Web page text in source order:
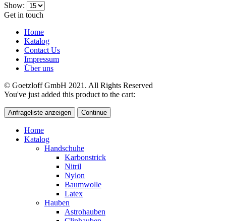
Show:
Get in touch
Home
Katalog
Contact Us
Impressum
Über uns
© Goetzloff GmbH 2021. All Rights Reserved
You've just added this product to the cart:
Anfrageliste anzeigen Continue
Home
Katalog
Handschuhe
Karbonstrick
Nitril
Nylon
Baumwolle
Latex
Hauben
Astrohauben